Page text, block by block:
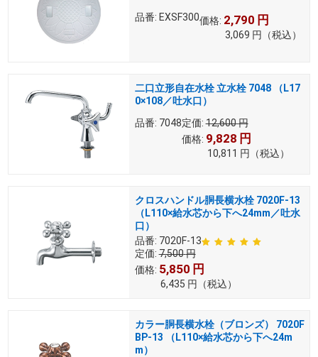
品番: EXSF300価格: 2,790 円
3,069 円 （税込）
二口立形自在水栓 立水栓 7048 （L17
0×108／吐水口）
品番: 7048定価: 12,600円
価格: 9,828 円
10,811 円 （税込）
クロスハンドル胴長横水栓 7020F-13
（L110×給水芯から下へ24mm／吐水
口）
品番: 7020F-13
定価: 7,500円
価格: 5,850 円
6,435 円 （税込）
カラー胴長横水栓（ブロンズ） 7020F
BP-13 （L110×給水芯から下へ24m
m）